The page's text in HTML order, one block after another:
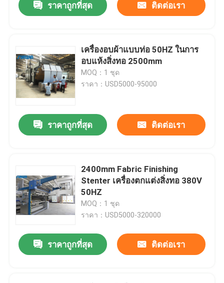
ราคาถูกที่สุด ติดต่อเรา
เครื่องอบผ้าแบบท่อ 50HZ ในการ
อบแห้งสิ่งทอ 2500mm
MOQ：1 ชุด
ราคา：USD5000-95000
ราคาถูกที่สุด ติดต่อเรา
2400mm Fabric Finishing
Stenter เครื่องตกแต่งสิ่งทอ 380V
50HZ
MOQ：1 ชุด
ราคา：USD5000-320000
ราคาถูกที่สุด ติดต่อเรา